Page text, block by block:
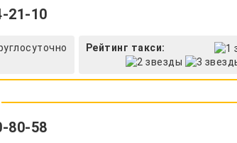
21-10
Рейтинг такси:
80-58